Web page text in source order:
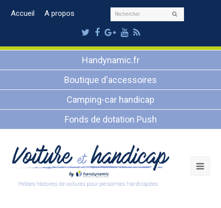
Accueil A propos Rechercher
Twitter
Facebook
Google
Plus
Youtube
RSS
Handynamic.fr
Boutique d'accessoires
Camping-car handicap
Fonds de dotation Push